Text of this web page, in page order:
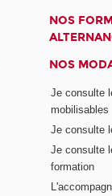
NOS
NOS
Je consulte
mobilisables
Je consulte
Je consulte
formation